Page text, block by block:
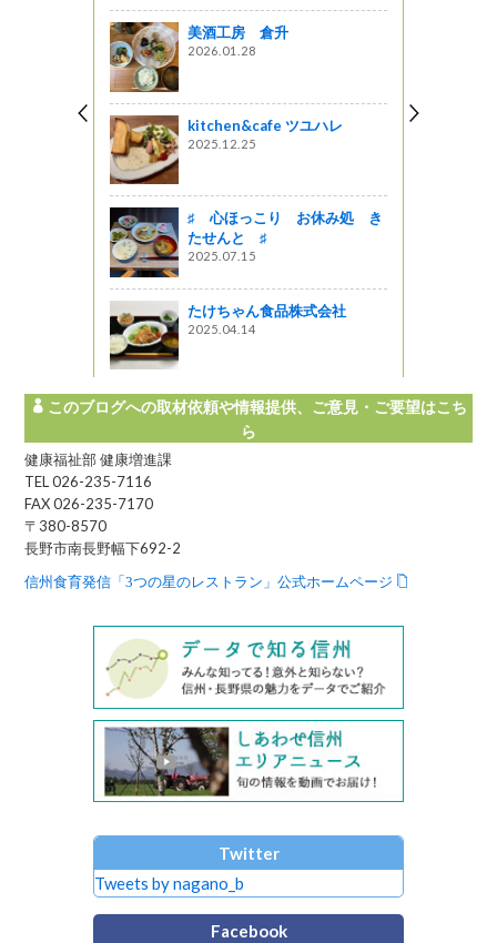
美酒工房 倉升
2026.01.28
kitchen&cafe ツユハレ
2025.12.25
♯ 心ほっこり お休み処 き
たせんと ♯
2025.07.15
たけちゃん食品株式会社
2025.04.14
このブログへの取材依頼や情報提供、ご意見・ご要望はこち
ら
健康福祉部 健康増進課
TEL 026-235-7116
FAX 026-235-7170
〒380-8570
長野市南長野幅下692-2
信州食育発信「3つの星のレストラン」公式ホームページ
Twitter
Tweets by nagano_b
Facebook